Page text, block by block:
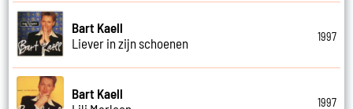
Bart Kaell
Liever in zijn schoenen
1997
Bart Kaell
1997